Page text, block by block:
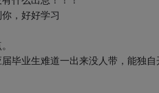
，好好学习
毕业生难道一出来没人带，能独